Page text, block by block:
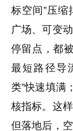
标空间”压
广场、可变
停留点，都
最短路径导
类”快速填满
核指标。这
但落地后，